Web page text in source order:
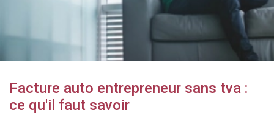
Facture auto entrepreneur sans tva :
ce qu'il faut savoir